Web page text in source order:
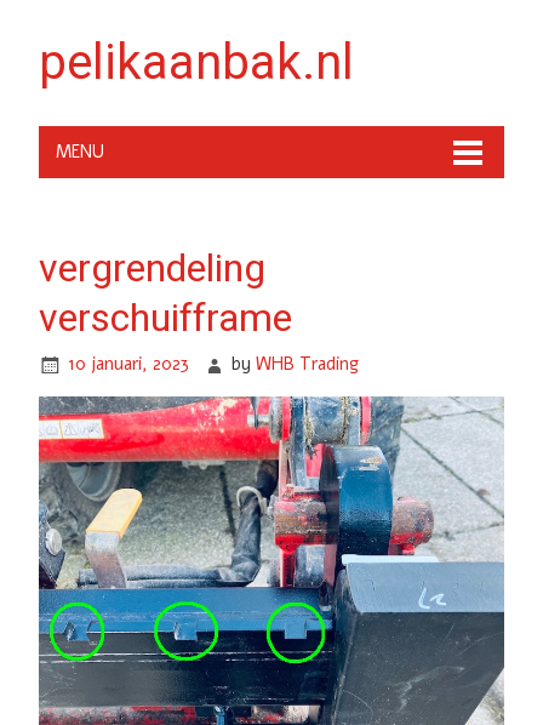
pelikaanbak.nl
MENU
vergrendeling
verschuifframe
10 januari, 2023 byWHB Trading